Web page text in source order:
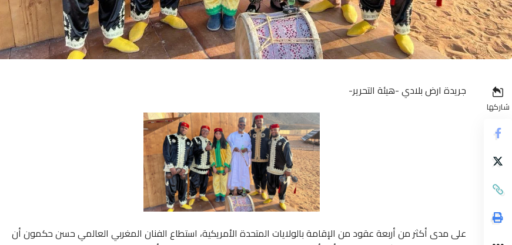
شاركها
جريدة ارض بلادي -هيئة التحرير-
على مدى أكثر من أربعة عقود من الإقامة بالولايات المتحدة الأمريكية، استطاع الفنان المغربي العالمي حسن حكمون أن